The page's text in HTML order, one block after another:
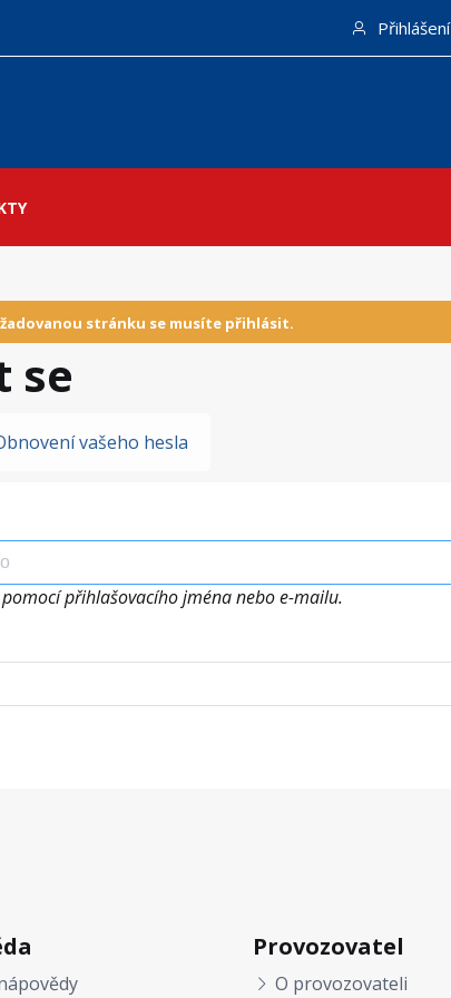
Přihlášení
stránku se musíte přihlásit.
se
vašeho hesla
přihlašovacího jména nebo e-mailu.
Provozovatel
O provozovateli